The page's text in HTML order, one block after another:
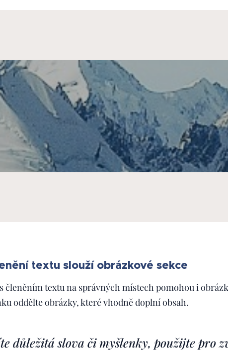
textu slouží obrázkové sekce
členěním textu na správných místech pomohou i
oddělte obrázky, které vhodně doplní obsah.
důležitá slova či myšlenky, použijte pro